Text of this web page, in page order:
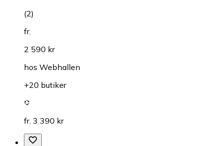
(2)
fr.
2 590 kr
hos Webhallen
+20 butiker
fr. 3 390 kr